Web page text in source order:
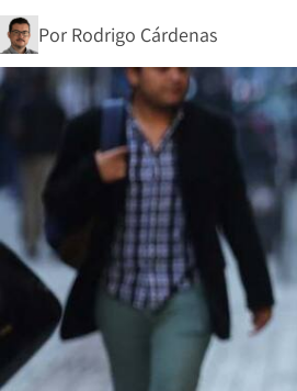
Por Rodrigo Cárdenas